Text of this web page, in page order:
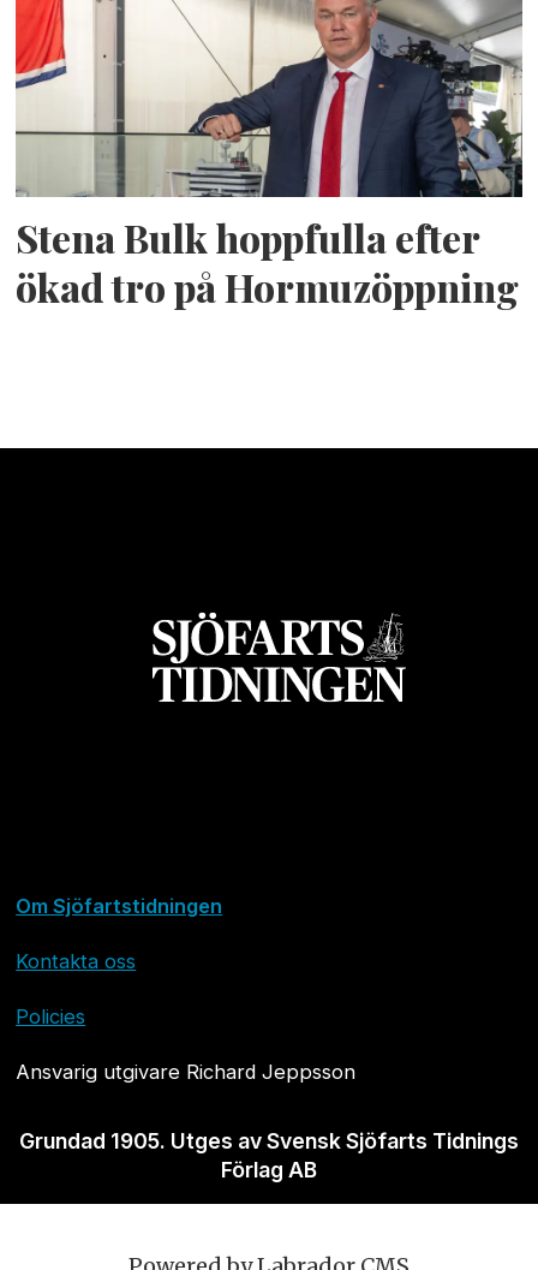
Stena Bulk hoppfulla efter
ökad tro på Hormuzöppning
Om Sjöfartstidningen
Kontakta oss
Policies
Ansvarig utgivare Richard Jeppsson
Grundad 1905. Utges av Svensk Sjöfarts Tidnings
Förlag AB